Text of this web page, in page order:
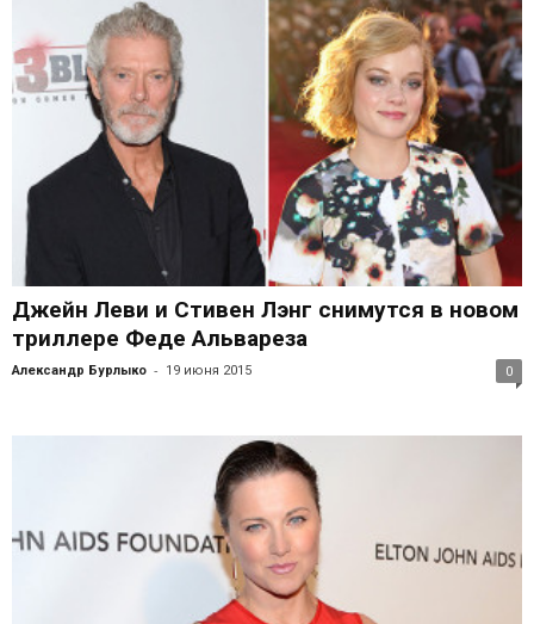
Джейн Леви и Стивен Лэнг снимутся в новом
триллере Феде Альвареза
Александр Бурлыко - 19 июня 2015 0